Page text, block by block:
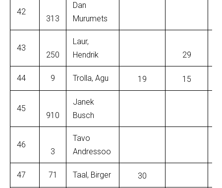
42
313
Dan
Murumets
43
250
Laur,
Hendrik
29
44 9 Trolla, Agu 19 15
45
910
Janek
Busch
46
3
Tavo
Andressoo
47 71 Taal, Birger 30